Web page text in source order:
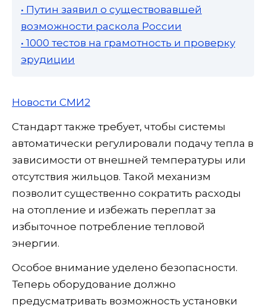
• Путин заявил о существовавшей
возможности раскола России
• 1000 тестов на грамотность и проверку
эрудиции
Новости СМИ2
Стандарт также требует, чтобы системы
автоматически регулировали подачу тепла в
зависимости от внешней температуры или
отсутствия жильцов. Такой механизм
позволит существенно сократить расходы
на отопление и избежать переплат за
избыточное потребление тепловой
энергии.
Особое внимание уделено безопасности.
Теперь оборудование должно
предусматривать возможность установки